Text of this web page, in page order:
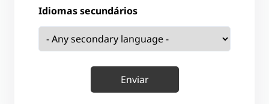
Idiomas secundários